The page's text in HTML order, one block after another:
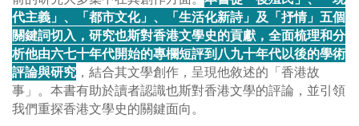
代主義」、「都市文化」、「生活化新詩」及「抒情」五個
關鍵詞切入，研究也斯對香港文學史的貢獻，全面梳理和分
析他由六七十年代開始的專欄短評到八九十年代以後的學術
評論與研究 ，結合其文學創作，呈現他敘述的「香港故
事」。本書有助於讀者認識也斯對香港文學的評論，並引領
我們重探香港文學史的關鍵面向。